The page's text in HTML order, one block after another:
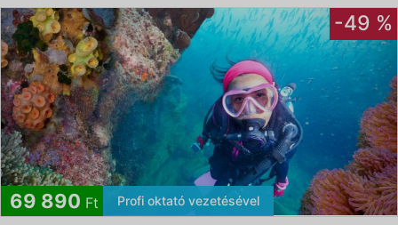
-49 %
69 890 Ft Profi oktató vezetésével